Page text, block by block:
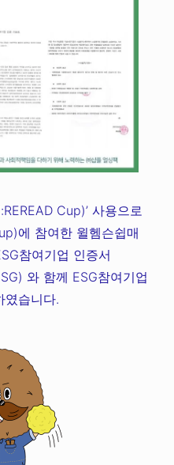
Cup)’ 사용으로
에 참여한 윌헴슨쉽매
참여기업 인증서
와 함께 ESG참여기업
였습니다.